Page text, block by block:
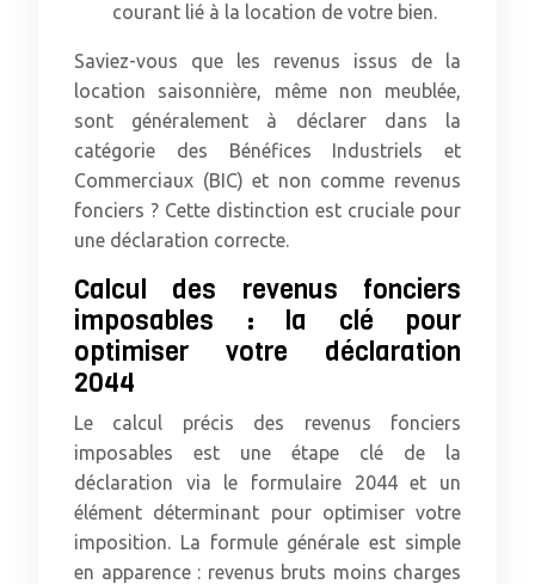
courant lié à la location de votre bien.
Saviez-vous que les revenus issus de la
location saisonnière, même non meublée,
sont généralement à déclarer dans la
catégorie des Bénéfices Industriels et
Commerciaux (BIC) et non comme revenus
fonciers ? Cette distinction est cruciale pour
une déclaration correcte.
Calcul des revenus fonciers
imposables : la clé pour
optimiser votre déclaration
2044
Le calcul précis des revenus fonciers
imposables est une étape clé de la
déclaration via le formulaire 2044 et un
élément déterminant pour optimiser votre
imposition. La formule générale est simple
en apparence : revenus bruts moins charges